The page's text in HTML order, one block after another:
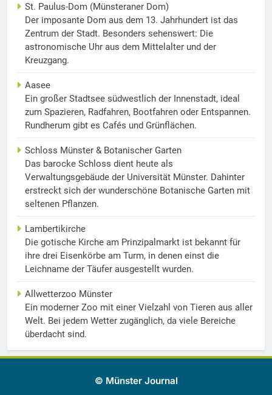
St. Paulus-Dom (Münsteraner Dom)
Der imposante Dom aus dem 13. Jahrhundert ist das
Zentrum der Stadt. Besonders sehenswert: Die
astronomische Uhr aus dem Mittelalter und der
Kreuzgang.
Aasee
Ein großer Stadtsee südwestlich der Innenstadt, ideal
zum Spazieren, Radfahren, Bootfahren oder Entspannen.
Rundherum gibt es Cafés und Grünflächen.
Schloss Münster & Botanischer Garten
Das barocke Schloss dient heute als
Verwaltungsgebäude der Universität Münster. Dahinter
erstreckt sich der wunderschöne Botanische Garten mit
seltenen Pflanzen.
Lambertikirche
Die gotische Kirche am Prinzipalmarkt ist bekannt für
ihre drei Eisenkörbe am Turm, in denen einst die
Leichname der Täufer ausgestellt wurden.
Allwetterzoo Münster
Ein moderner Zoo mit einer Vielzahl von Tieren aus aller
Welt. Bei jedem Wetter zugänglich, da viele Bereiche
überdacht sind.
© Münster Journal